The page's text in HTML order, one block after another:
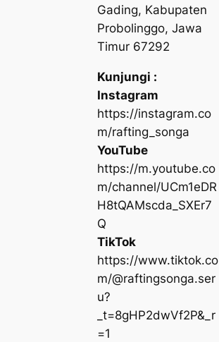
Gading, Kabupaten
Probolinggo, Jawa
Timur 67292
Kunjungi :
Instagram
https://instagram.co
m/rafting_songa
YouTube
https://m.youtube.co
m/channel/UCm1eDR
H8tQAMscda_SXEr7
Q
TikTok
https://www.tiktok.co
m/@raftingsonga.ser
u?
_t=8gHP2dwVf2P&_r
=1